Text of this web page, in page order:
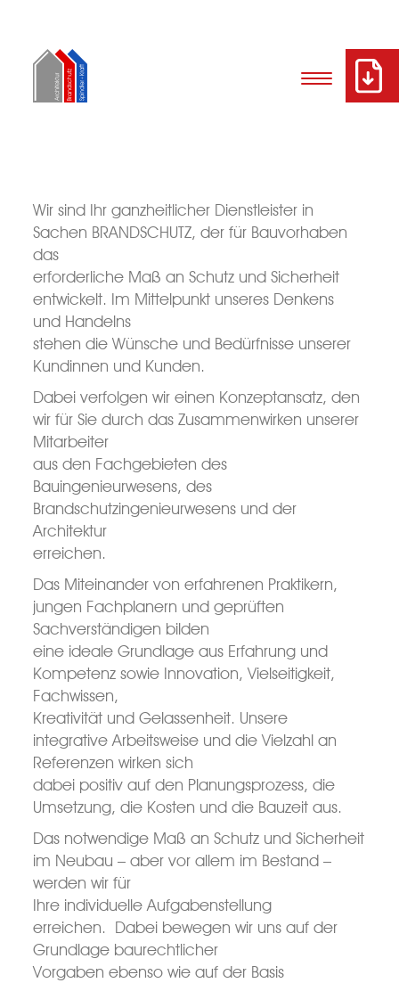
Wir sind Ihr ganzheitlicher Dienstleister in
Sachen BRANDSCHUTZ, der für Bauvorhaben
das
erforderliche Maß an Schutz und Sicherheit
entwickelt. Im Mittelpunkt unseres Denkens
und Handelns
stehen die Wünsche und Bedürfnisse unserer
Kundinnen und Kunden.
Dabei verfolgen wir einen Konzeptansatz, den
wir für Sie durch das Zusammenwirken unserer
Mitarbeiter
aus den Fachgebieten des
Bauingenieurwesens, des
Brandschutzingenieurwesens und der
Architektur
erreichen.
Das Miteinander von erfahrenen Praktikern,
jungen Fachplanern und geprüften
Sachverständigen bilden
eine ideale Grundlage aus Erfahrung und
Kompetenz sowie Innovation, Vielseitigkeit,
Fachwissen,
Kreativität und Gelassenheit. Unsere
integrative Arbeitsweise und die Vielzahl an
Referenzen wirken sich
dabei positiv auf den Planungsprozess, die
Umsetzung, die Kosten und die Bauzeit aus.
Das notwendige Maß an Schutz und Sicherheit
im Neubau – aber vor allem im Bestand –
werden wir für
Ihre individuelle Aufgabenstellung
erreichen. Dabei bewegen wir uns auf der
Grundlage baurechtlicher
Vorgaben ebenso wie auf der Basis